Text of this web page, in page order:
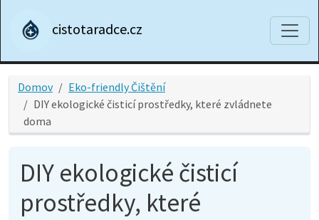
cistotaradce.cz
Domov
Eko-friendly Čištění
DIY ekologické čisticí prostředky, které zvládnete
doma
DIY ekologické čisticí
prostředky, které